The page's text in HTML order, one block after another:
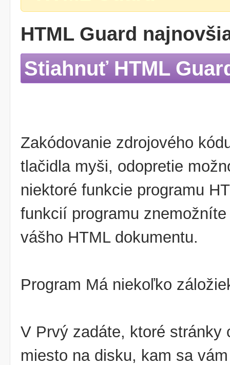
HTML Guard
Stiahnuť HTML
Zakódovanie zdrojového
tlačidla myši, odopretie
niektoré funkcie programu
funkcií programu
vášho HTML dokumentu.
Program Má niekoľko
V Prvý zadáte, ktoré
miesto na disku, kam sa